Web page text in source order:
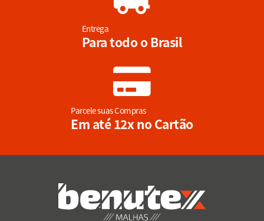
Entrega
Para todo o Brasil
Parcele suas Compras
Em até 12x no Cartão